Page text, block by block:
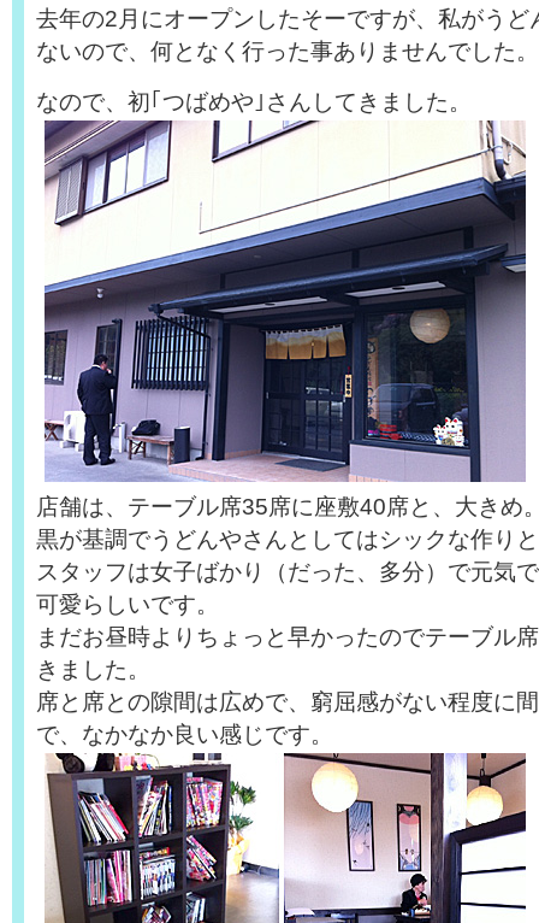
去年の2月にオープンしたそーですが、私がうど
ないので、何となく行った事ありませんでした。
なので、初｢つばめや｣さんしてきました。
店舗は、テーブル席35席に座敷40席と、大きめ
黒が基調でうどんやさんとしてはシックな作り
スタッフは女子ばかり（だった、多分）で元気
可愛らしいです。
まだお昼時よりちょっと早かったのでテーブル
きました。
席と席との隙間は広めで、窮屈感がない程度に
で、なかなか良い感じです。